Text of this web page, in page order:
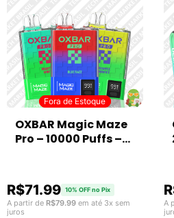
Fora de Estoque
Fora de Estoque
OXBAR Magic Maze
Pro – 10000 Puffs –
R$71.99 10% OFF no Pix
A partir de R$79.99 em até 3x sem
juros
A